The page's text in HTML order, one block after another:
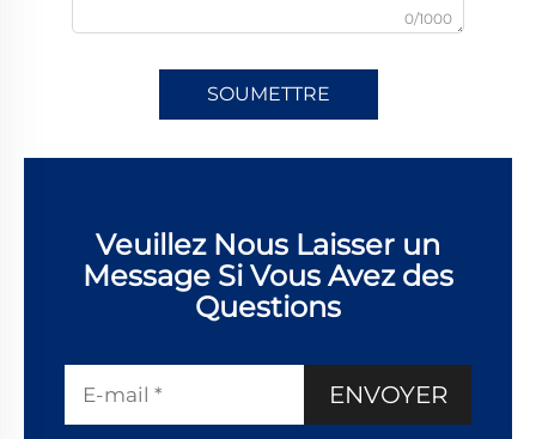
0/1000
SOUMETTRE
Veuillez Nous Laisser un
Message Si Vous Avez des
Questions
ENVOYER